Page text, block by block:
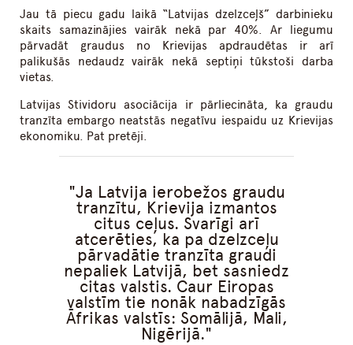
Jau tā piecu gadu laikā “Latvijas dzelzceļš” darbinieku
skaits samazinājies vairāk nekā par 40%. Ar liegumu
pārvadāt graudus no Krievijas apdraudētas ir arī
palikušās nedaudz vairāk nekā septiņi tūkstoši darba
vietas.
Latvijas Stividoru asociācija ir pārliecināta, ka graudu
tranzīta embargo neatstās negatīvu iespaidu uz Krievijas
ekonomiku. Pat pretēji.
Ja Latvija ierobežos graudu
tranzītu, Krievija izmantos
citus ceļus. Svarīgi arī
atcerēties, ka pa dzelzceļu
pārvadātie tranzīta graudi
nepaliek Latvijā, bet sasniedz
citas valstis. Caur Eiropas
valstīm tie nonāk nabadzīgās
Āfrikas valstīs: Somālijā, Mali,
Nigērijā.